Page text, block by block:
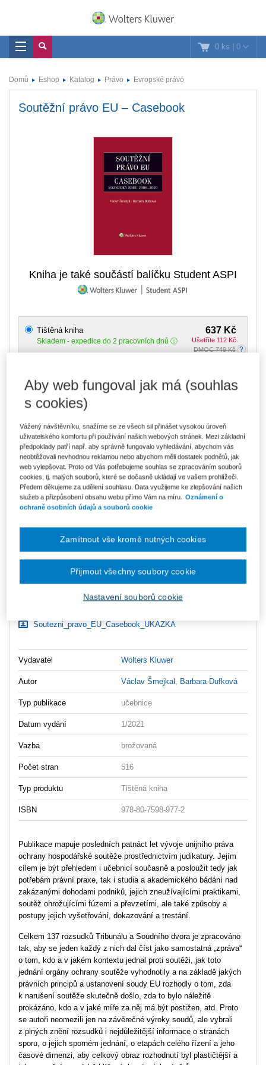
0 ks | 0
Domů Eshop Katalog Právo Evropské právo
Soutěžní právo EU – Casebook
Kniha je také součástí balíčku Student ASPI
637 Kč
Ušetříte 112 Kč
DMOC 749 Kč
Tištěná kniha
Skladem - expedice do 2 pracovních dnů
V prodeji - ihned k dispozici
Co je Smarteca?
Kde najdu soubory e-knih?
149 Kč
měsíčně
Půjčit si e-knihu online Smarteca
V prodeji - ihned k dispozici
Co je Smarteca?
Co je pronájem Smarteca?
Upozorňujeme, že v období od 1.8. do 21.8. z technických
důvodů nemůžeme vystavovat daňové doklady. Budou vám
ks Vložit do košíku
Ceny jsou včetně DPH
Ke stažení
Soutezni_pravo_EU_Casebook_UKAZKA
Vydavatel Wolters Kluwer
Autor Václav Šmejkal Barbara Dufková
Typ publikace učebnice
Datum vydání 1/2021
Vazba brožovaná
Počet stran 516
Typ produktu Tištěná kniha
ISBN 978-80-7598-977-2
Publikace mapuje posledních patnáct let vývoje unijního práva
ochrany hospodářské soutěže prostřednictvím judikatury. Jejím
cílem je být přehledem i učebnicí současně a posloužit tedy jak
potřebám právní praxe, tak i studia a akademického bádání nad
zakázanými dohodami podniků, jejich zneužívajícími praktikami,
soutěž ohrožujícími fúzemi a převzetími, ale také způsoby a
postupy jejich vyšetřování, dokazování a trestání.
Celkem 137 rozsudků Tribunálu a Soudního dvora je zpracováno
tak, aby se jeden každý z nich dal číst jako samostatná „zpráva“
o tom, kdo a v jakém kontextu jednal proti soutěži, jak toto
jednání orgány ochrany soutěže vyhodnotily a na základě jakých
právních principů a ustanovení soudy EU rozhodly o tom, zda
k narušení soutěže skutečně došlo, zda to bylo náležitě
prokázáno, kdo a v jaké míře za něj má být postižen, atd. Proto
se autoři neomezili jen na závěrečné výroky soudů, ale vybrali
z plných znění rozsudků i nejdůležitější informace o stranách
sporu, o jejich sporném jednání, o etapách celého řízení a jeho
časové dimenzi, aby celkový obraz rozhodnutí byl plastičtější a
Aby web fungoval jak má (souhlas
s cookies)
Vážený návštěvníku, snažíme se ze všech sil přinášet vysokou úroveň
uživatelského komfortu při používání našich webových stránek. Mezi základní
předpoklady patří např. aby správně fungovalo vyhledávání, abychom vás
neobtěžovali nevhodnou reklamou nebo abychom měli dostatek podnětů, jak
web vylepšovat. Proto od Vás potřebujeme souhlas se zpracováním souborů
cookies, tj. malých souborů, které se dočasně ukládají ve vašem prohlížeči.
Předem děkujeme za udělení souhlasu. Data využijeme ke zlepšování našich
služeb a přizpůsobení obsahu webu přímo Vám na míru.
Oznámení o
ochraně osobních údajů a souborů cookie
Nastavení souborů cookie
Zamítnout vše kromě nutných cookies
Přijmout všechny soubory cookie